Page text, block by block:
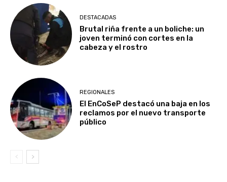
DESTACADAS
Brutal riña frente a un boliche: un
joven terminó con cortes en la
cabeza y el rostro
REGIONALES
El EnCoSeP destacó una baja en los
reclamos por el nuevo transporte
público